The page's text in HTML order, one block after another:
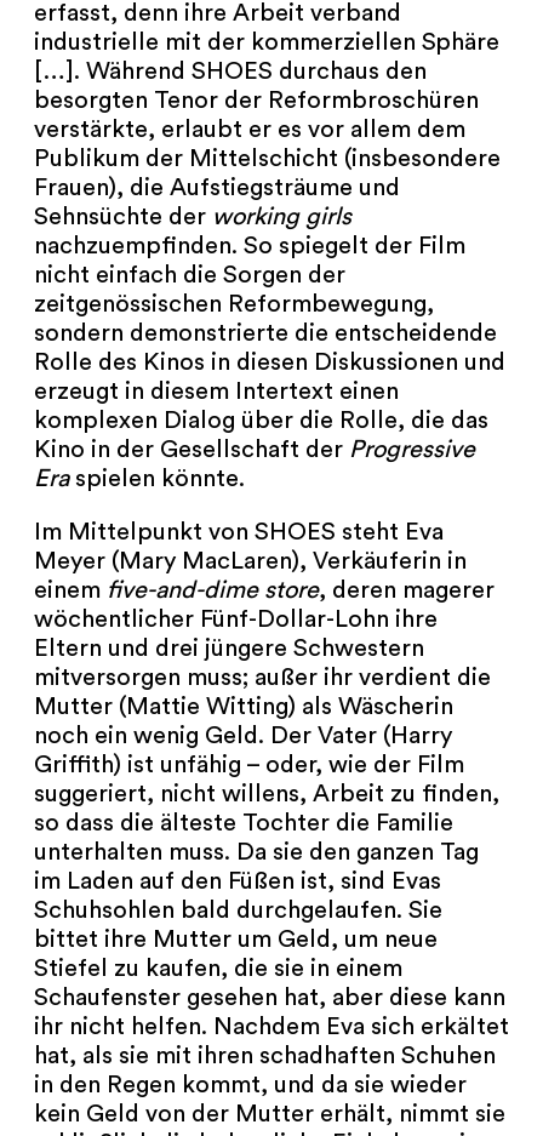
erfasst, denn ihre Arbeit verband
industrielle mit der kommerziellen Sphäre
[…]. Während SHOES durchaus den
besorgten Tenor der Reformbroschüren
verstärkte, erlaubt er es vor allem dem
Publikum der Mittelschicht (insbesondere
Frauen), die Aufstiegsträume und
Sehnsüchte der working girls
nachzuempfinden. So spiegelt der Film
nicht einfach die Sorgen der
zeitgenössischen Reformbewegung,
sondern demonstrierte die entscheidende
Rolle des Kinos in diesen Diskussionen und
erzeugt in diesem Intertext einen
komplexen Dialog über die Rolle, die das
Kino in der Gesellschaft der Progressive
Eraspielen könnte.
Im Mittelpunkt von SHOES steht Eva
Meyer (Mary MacLaren), Verkäuferin in
einem five-and-dime store, deren magerer
wöchentlicher Fünf-Dollar-Lohn ihre
Eltern und drei jüngere Schwestern
mitversorgen muss; außer ihr verdient die
Mutter (Mattie Witting) als Wäscherin
noch ein wenig Geld. Der Vater (Harry
Griffith) ist unfähig – oder, wie der Film
suggeriert, nicht willens, Arbeit zu finden,
so dass die älteste Tochter die Familie
unterhalten muss. Da sie den ganzen Tag
im Laden auf den Füßen ist, sind Evas
Schuhsohlen bald durchgelaufen. Sie
bittet ihre Mutter um Geld, um neue
Stiefel zu kaufen, die sie in einem
Schaufenster gesehen hat, aber diese kann
ihr nicht helfen. Nachdem Eva sich erkältet
hat, als sie mit ihren schadhaften Schuhen
in den Regen kommt, und da sie wieder
kein Geld von der Mutter erhält, nimmt sie